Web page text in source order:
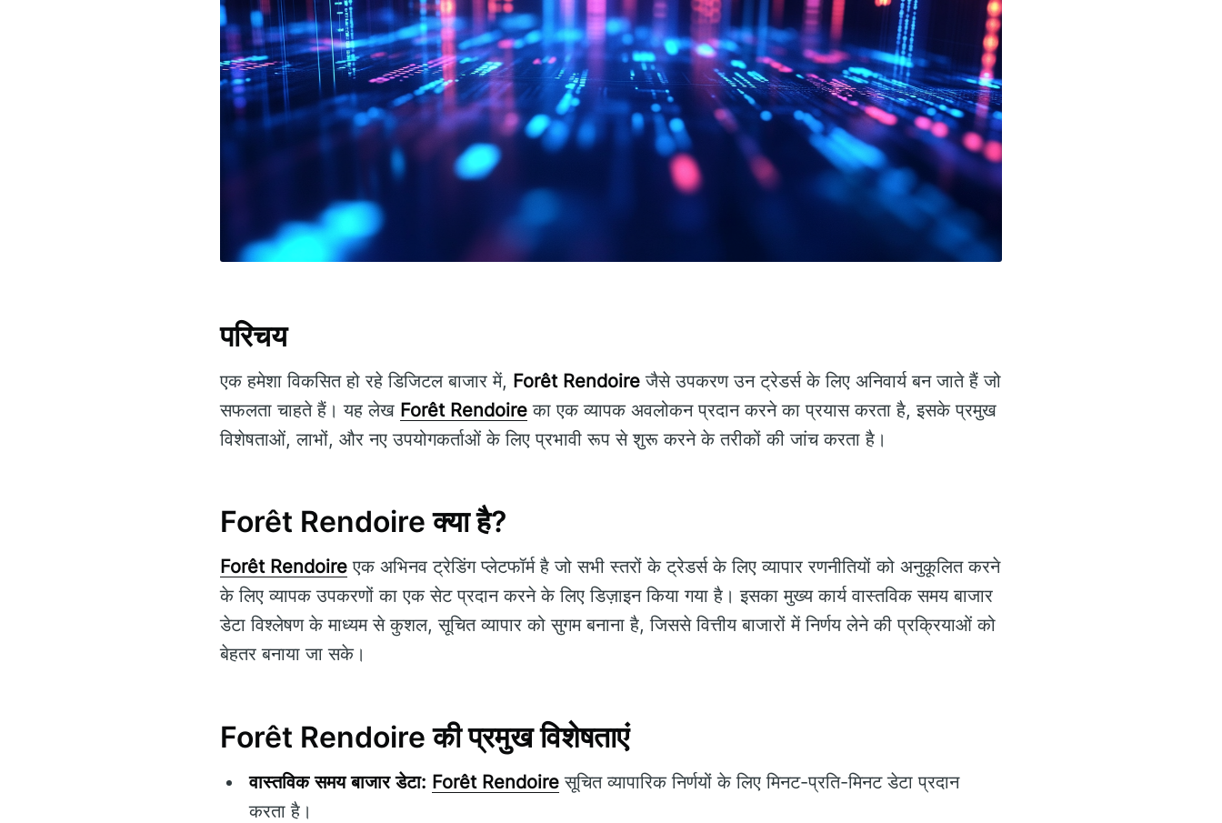
परिचय
एक हमेशा विकसित हो रहे डिजिटल बाजार में, Forêt Rendoire जैसे उपकरण उन ट्रेडर्स के लिए अनिवार्य बन जाते हैं जो
सफलता चाहते हैं। यह लेख Forêt Rendoire का एक व्यापक अवलोकन प्रदान करने का प्रयास करता है, इसके प्रमुख
विशेषताओं, लाभों, और नए उपयोगकर्ताओं के लिए प्रभावी रूप से शुरू करने के तरीकों की जांच करता है।
Forêt Rendoire क्या है?
Forêt Rendoire एक अभिनव ट्रेडिंग प्लेटफॉर्म है जो सभी स्तरों के ट्रेडर्स के लिए व्यापार रणनीतियों को अनुकूलित करने
के लिए व्यापक उपकरणों का एक सेट प्रदान करने के लिए डिज़ाइन किया गया है। इसका मुख्य कार्य वास्तविक समय बाजार
डेटा विश्लेषण के माध्यम से कुशल, सूचित व्यापार को सुगम बनाना है, जिससे वित्तीय बाजारों में निर्णय लेने की प्रक्रियाओं को
बेहतर बनाया जा सके।
Forêt Rendoire की प्रमुख विशेषताएं
वास्तविक समय बाजार डेटा: Forêt Rendoire सूचित व्यापारिक निर्णयों के लिए मिनट-प्रति-मिनट डेटा प्रदान
करता है।